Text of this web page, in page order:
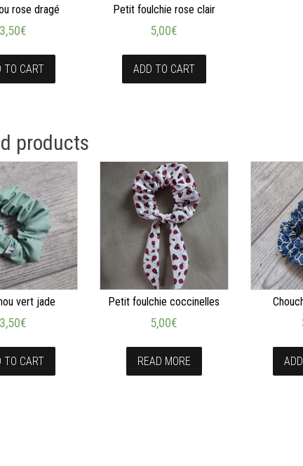
rose dragé
3,50€
TO CART
Petit foulchie rose clair
5,00€
ADD TO CART
products
vert jade
3,50€
TO CART
Petit foulchie coccinelles
5,00€
READ MORE